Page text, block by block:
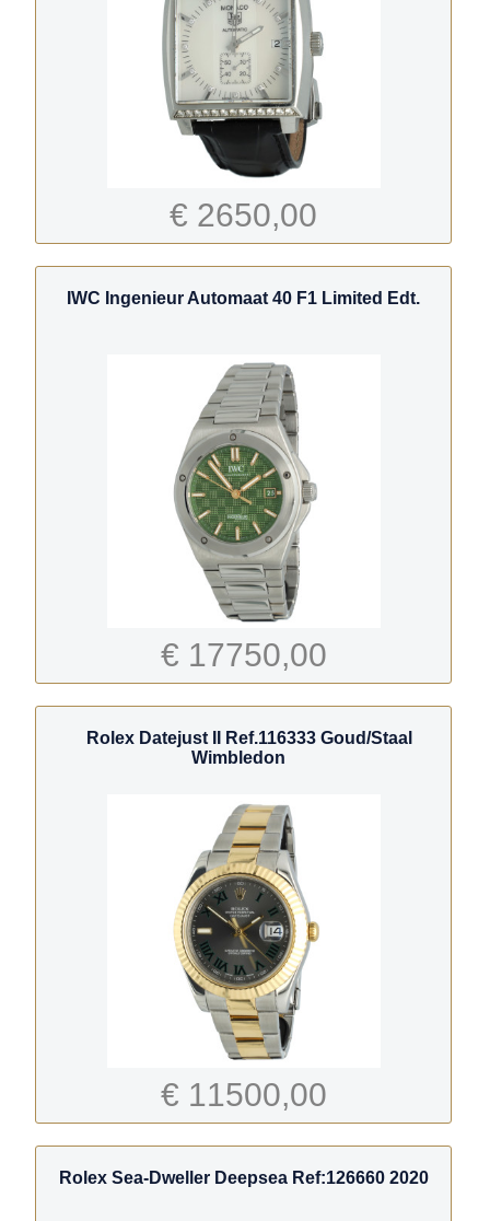
€ 2650,00
IWC Ingenieur Automaat 40 F1 Limited Edt.
€ 17750,00
Rolex Datejust II Ref.116333 Goud/Staal
Wimbledon
€ 11500,00
Rolex Sea-Dweller Deepsea Ref:126660 2020